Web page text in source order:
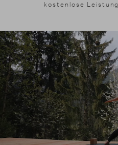
kostenlose